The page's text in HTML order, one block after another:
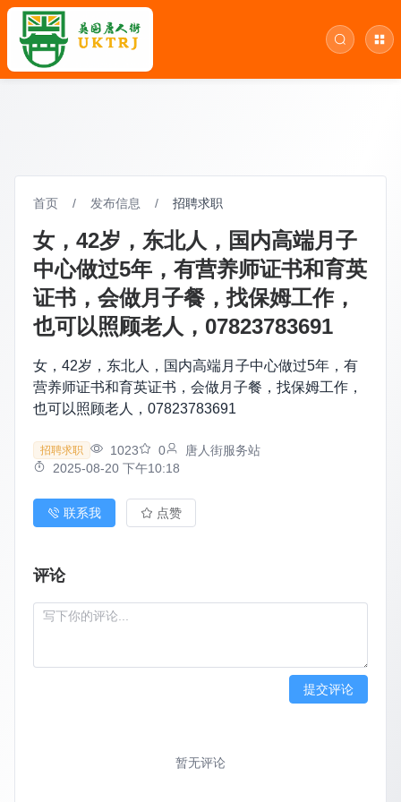
首页 / 发布信息 / 招聘求职
女，42岁，东北人，国内高端月子
中心做过5年，有营养师证书和育英
证书，会做月子餐，找保姆工作，
也可以照顾老人，07823783691
女，42岁，东北人，国内高端月子中心做过5年，有
营养师证书和育英证书，会做月子餐，找保姆工作，
也可以照顾老人，07823783691
招聘求职 1023 0
唐人街服务站
2025-08-20 下午10:18
联系我 点赞
评论
提交评论
暂无评论